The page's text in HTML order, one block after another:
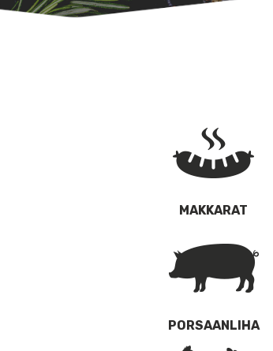
MAKKARAT
PORSAANLIHA